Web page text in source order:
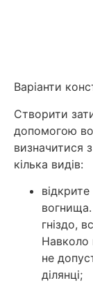
Варіанти
Створити
допомогою
визначитися
кілька видів:
вогнища.
гніздо,
Навколо
не
ділянці;